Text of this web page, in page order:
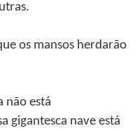
os mansos herdarão
não está
gigantesca nave está